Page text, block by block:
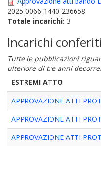
2025-0066-1440-236658
Totale incarichi: 3
Incarichi conferiti
Tutte le pubblicazioni
ulteriore di tre anni
ESTREMI ATTO
APPROVAZIONE ATTI
APPROVAZIONE ATTI
APPROVAZIONE ATTI